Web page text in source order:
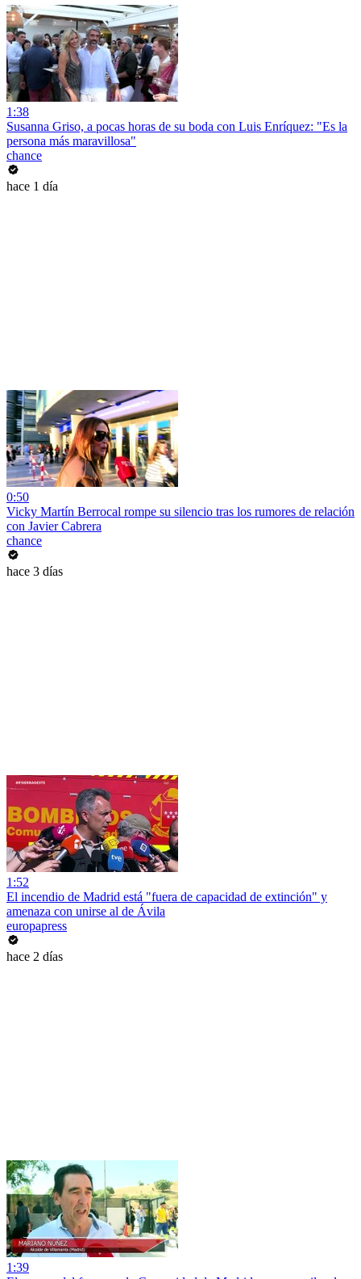
1:38
Susanna Griso, a pocas horas de su boda con Luis Enríquez: "Es la
persona más maravillosa"
chance
hace 1 día
0:50
Vicky Martín Berrocal rompe su silencio tras los rumores de relación
con Javier Cabrera
chance
hace 3 días
1:52
El incendio de Madrid está "fuera de capacidad de extinción" y
amenaza con unirse al de Ávila
europapress
hace 2 días
1:39